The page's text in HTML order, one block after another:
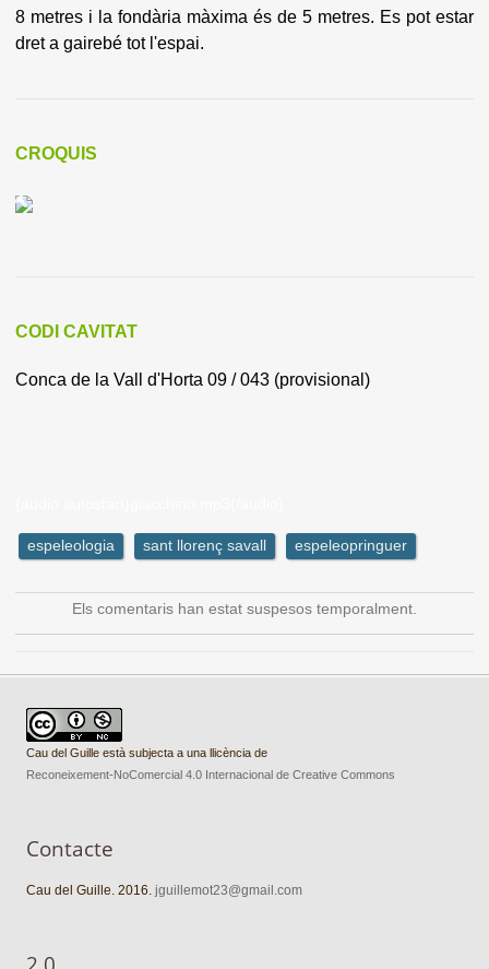
8 metres i la fondària màxima és de 5 metres. Es pot estar
dret a gairebé tot l'espai.
CROQUIS
CODI CAVITAT
Conca de la Vall d'Horta 09 / 043 (provisional)
espeleologia sant llorenç savall espeleopringuer
Els comentaris han estat suspesos temporalment.
Cau del Guille està subjecta a una llicència de
Reconeixement-NoComercial 4.0 Internacional de Creative Commons
Contacte
Cau del Guille. 2016.jguillemot23@gmail.com